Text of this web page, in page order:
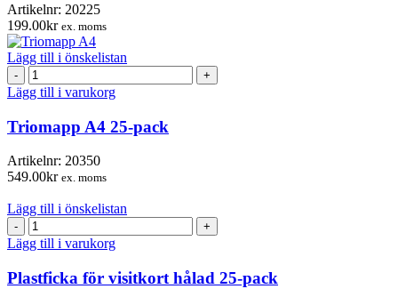
mängd
Artikelnr: 20225
199.00kr ex. moms
Lägg till i önskelistan
Triomapp
A4
25-
pack
mängd
Lägg till i varukorg
Triomapp A4 25-pack
Artikelnr: 20350
549.00kr ex. moms
Lägg till i önskelistan
Plastficka
för
visitkort
hålad
25-
Lägg till i varukorg
Plastficka för visitkort hålad 25-pack